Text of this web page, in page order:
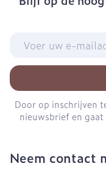
Door op inschrijven
nieuwsbrief en
Neem contact